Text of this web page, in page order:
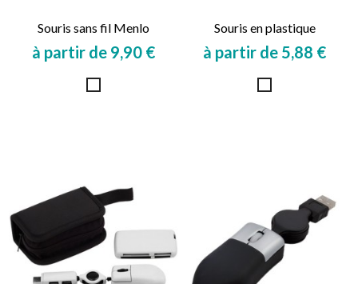
Souris sans fil Menlo
Prix
à partir de 9,90 €
Souris en plastique
Prix
à partir de 5,88 €